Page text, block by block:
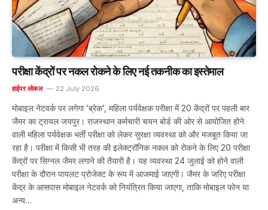
परीक्षा केंद्रों पर नकल रोकने के लिए नई तकनीक का इस्तेमाल
हाईपर लोकल 22 July 2026
मोबाइल नेटवर्क पर लगेगा ‘ब्रेक’, महिला पर्यवेक्षक परीक्षा में 20 केंद्रों पर पहली बार
जैमर का ट्रायल जयपुर। राजस्थान कर्मचारी चयन बोर्ड की ओर से आयोजित होने
वाली महिला पर्यवेक्षक भर्ती परीक्षा को लेकर सुरक्षा व्यवस्था को और मजबूत किया जा
रहा है। परीक्षा में किसी भी तरह की इलेक्ट्रॉनिक नकल को रोकने के लिए 20 परीक्षा
केंद्रों पर सिग्नल जैमर लगाने की तैयारी है। यह व्यवस्था 24 जुलाई को होने वाली
परीक्षा के दौरान पायलट प्रोजेक्ट के रूप में आजमाई जाएगी। जैमर के जरिए परीक्षा
केंद्र के आसपास मोबाइल नेटवर्क को नियंत्रित किया जाएगा, ताकि मोबाइल फोन या
अन्य…